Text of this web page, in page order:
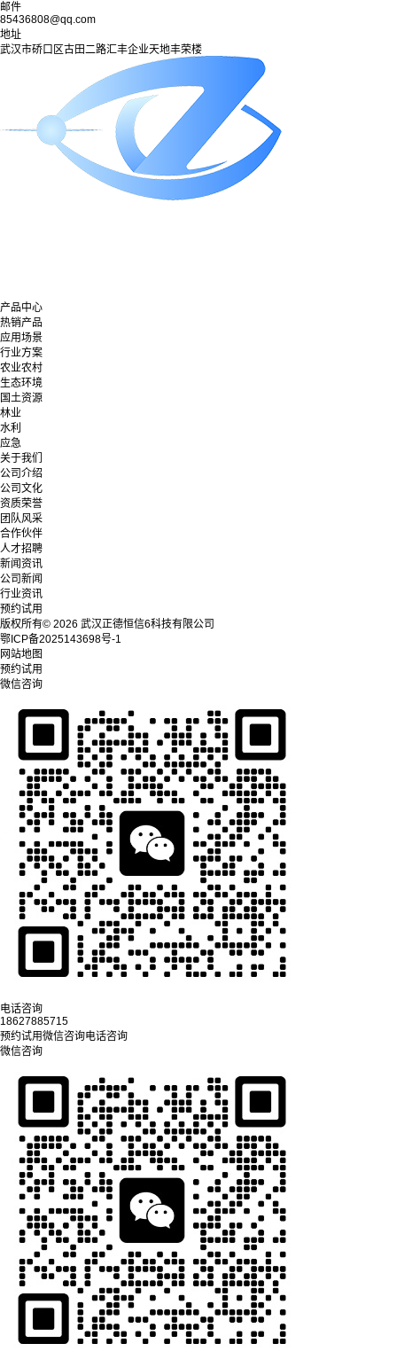
邮件
85436808@qq.com
地址
武汉市硚口区古田二路汇丰企业天地丰荣楼
产品中心
热销产品
应用场景
行业方案
农业农村
生态环境
国土资源
林业
水利
应急
关于我们
公司介绍
公司文化
资质荣誉
团队风采
合作伙伴
人才招聘
新闻资讯
公司新闻
行业资讯
预约试用
版权所有© 2026 武汉正德恒信6科技有限公司
鄂ICP备2025143698号-1
网站地图
预约试用
微信咨询
电话咨询
18627885715
预约试用微信咨询电话咨询
微信咨询